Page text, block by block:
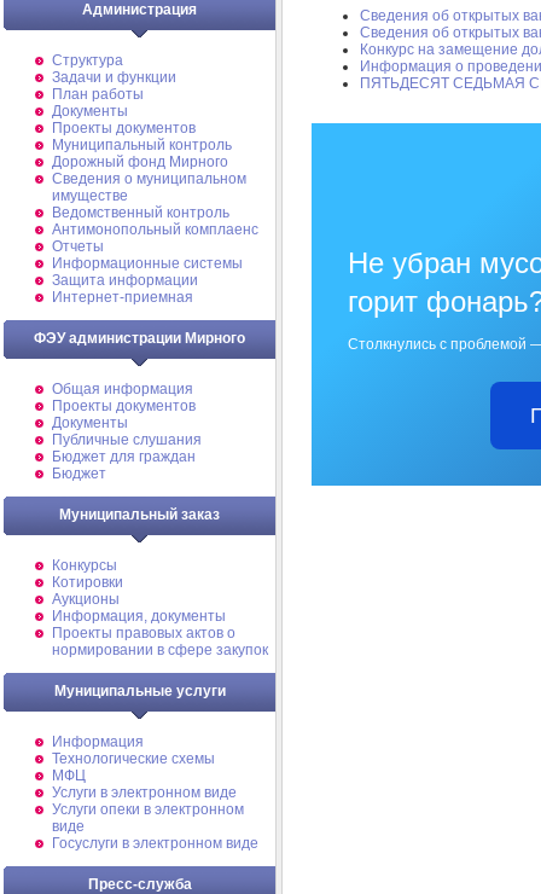
Администрация
Структура
Задачи и функции
План работы
Документы
Проекты документов
Муниципальный контроль
Дорожный фонд Мирного
Cведения о муниципальном
имуществе
Ведомственный контроль
Антимонопольный комплаенс
Отчеты
Информационные системы
Защита информации
Интернет-приемная
ФЭУ администрации Мирного
Общая информация
Проекты документов
Документы
Публичные слушания
Бюджет для граждан
Бюджет
Муниципальный заказ
Конкурсы
Котировки
Аукционы
Информация, документы
Проекты правовых актов о
нормировании в сфере закупок
Муниципальные услуги
Информация
Технологические схемы
МФЦ
Услуги в электронном виде
Услуги опеки в электронном
виде
Госуслуги в электронном виде
Пресс-служба
Сведения об открытых
Сведения об открытых
Конкурс на замещение
Информация о
ПЯТЬДЕСЯТ СЕДЬМАЯ
Не убран
горит
Столкнулись с проблемой